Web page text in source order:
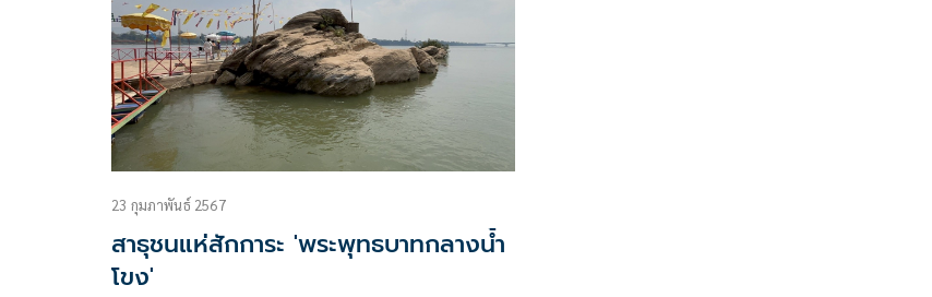
23 กุมภาพันธ์ 2567
สาธุชนแห่สักการะ 'พระพุทธบาทกลางน้ำ
โขง'